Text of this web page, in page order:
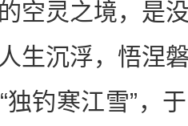
灵之境，是没
生沉浮，悟涅
独钓寒江雪”，